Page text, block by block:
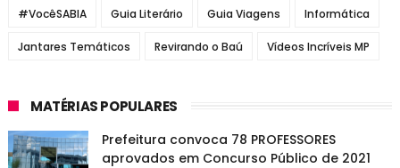
#VocêSABIA Guia Literário Guia Viagens Informática
Jantares Temáticos Revirando o Baú Vídeos Incríveis MP
MATÉRIAS POPULARES
Prefeitura convoca 78 PROFESSORES
aprovados em Concurso Público de 2021